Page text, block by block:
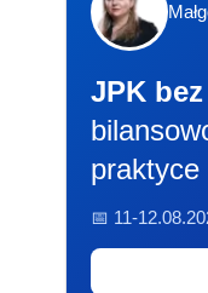
JPK
praktyce
📅 11-